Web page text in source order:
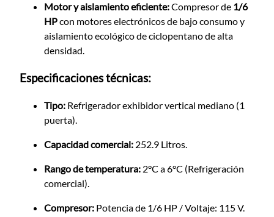
Motor y aislamiento eficiente:Compresor de 1/6
HPcon motores electrónicos de bajo consumo y
aislamiento ecológico de ciclopentano de alta
densidad.
Especificaciones técnicas:
Tipo: Refrigerador exhibidor vertical mediano (1
puerta).
Capacidad comercial: 252. 9 Litros.
Rango de temperatura: 2°C a 6°C (Refrigeración
comercial).
Compresor: Potencia de 1/6 HP / Voltaje: 115 V.